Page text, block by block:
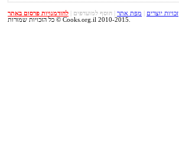
זכויות יוצרים מפת אתר הוסף למועדפים
להזדמנויות פרסום באתר
כל הזכויות שמורות © Cooks.org.il 2010-2015.